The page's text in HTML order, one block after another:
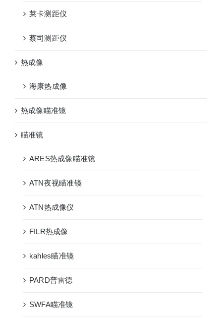
莱卡测距仪
蔡司测距仪
热成像
海康热成像
热成像瞄准镜
瞄准镜
ARES热成像瞄准镜
ATN夜视瞄准镜
ATN热成像仪
FILR热成像
kahles瞄准镜
PARD普雷德
SWFA瞄准镜